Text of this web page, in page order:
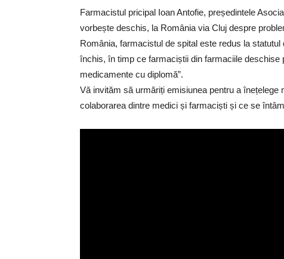
Farmacistul pricipal Ioan Antofie, președintele
vorbește deschis, la România via Cluj despre
România, farmacistul de spital este redus la
închis, în timp ce farmaciștii din farmaciile deschise
medicamente cu diplomă”.
Vă invităm să urmăriți emisiunea pentru a
colaborarea dintre medici și farmaciști și ce se